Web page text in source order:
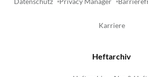
Karriere
Heftarchiv